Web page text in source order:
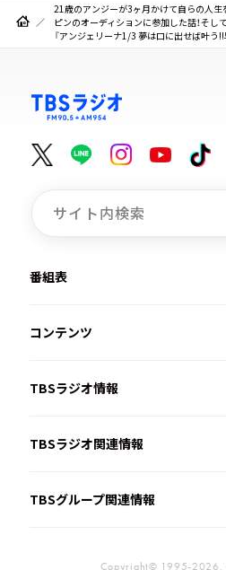
21歳のアンジーが3ヶ月かけて自らの人生
ピンのオーディションに参加した話！そし
『アンジェリーナ1/3 夢は口に出せば叶う!!
番組表
コンテンツ
TBSラジオ情報
TBSラジオ関連情報
TBSグループ関連情報
Copyright© 1995-2026,